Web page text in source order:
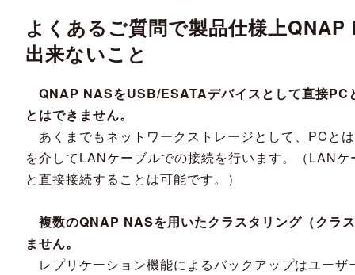
よくあるご質問で製品仕様上QNAP
出来ないこと
QNAP NASをUSB/ESATAデバイスとして直接PC
とはできません。
あくまでもネットワークストレージとして、PCと
を介してLANケーブルでの接続を行います。（LAN
と直接接続することは可能です。）
複数のQNAP NASを用いたクラスタリング（クラ
ません。
レプリケーション機能によるバックアップはユーザ